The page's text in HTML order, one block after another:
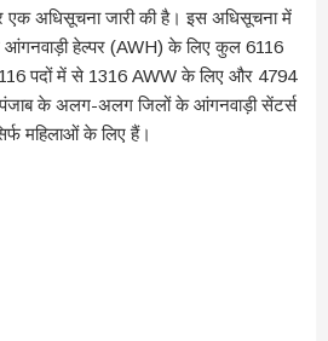
एक अधिसूचना जारी की है। इस अधिसूचना में
हेल्पर (AWH) के लिए कुल 6116
पदों में से 1316 AWW के लिए और 4794
के अलग-अलग जिलों के आंगनवाड़ी सेंटर्स
महिलाओं के लिए हैं।